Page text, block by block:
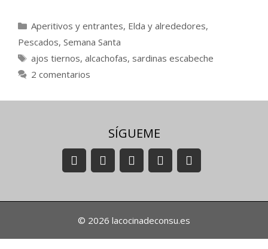
Categorías
Aperitivos y entrantes, Elda y alrededores,
Pescados, Semana Santa
Etiquetas
ajos tiernos, alcachofas, sardinas escabeche
2 comentarios
SÍGUEME
© 2026 lacocinadeconsu.es